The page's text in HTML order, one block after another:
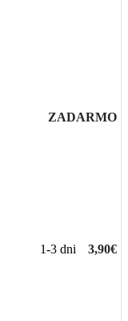
ZADARMO
1-3 dni 3,90€